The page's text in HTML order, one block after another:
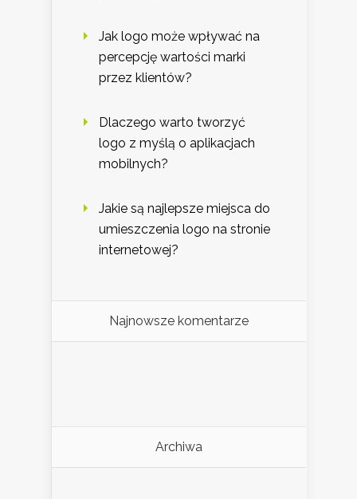
Jak logo może wpływać na
percepcję wartości marki
przez klientów?
Dlaczego warto tworzyć
logo z myślą o aplikacjach
mobilnych?
Jakie są najlepsze miejsca do
umieszczenia logo na stronie
internetowej?
Najnowsze komentarze
Archiwa